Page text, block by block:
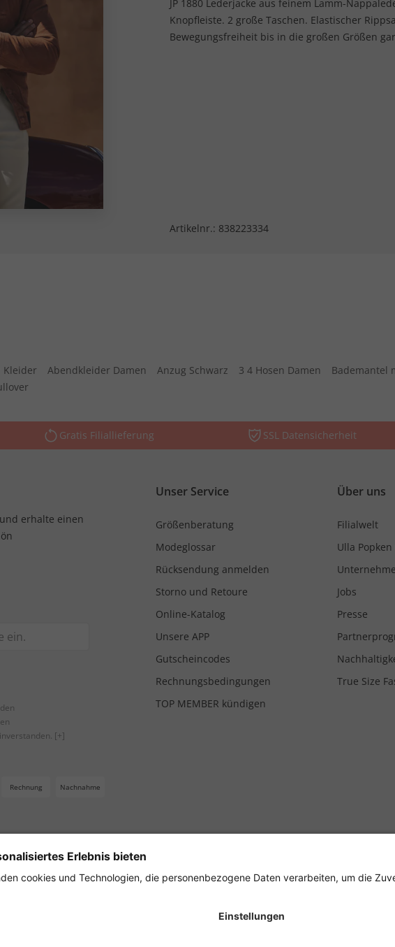
JP 1880 Lederjacke aus feinem Lamm-
Knopfleiste. 2 große Taschen. Elastischer
Bewegungsfreiheit bis in die großen Größen
Artikelnr.: 838223334
Kleider Abendkleider Damen Anzug Schwarz 3 4 Hosen Damen Bademantel
Gratis Filiallieferung SSL Datensicherheit
erhalte einen
[+]
Unser Service
Größenberatung
Modeglossar
Rücksendung anmelden
Storno und Retoure
Online-Katalog
Unsere APP
Gutscheincodes
Rechnungsbedingungen
TOP MEMBER kündigen
Über uns
Filialwelt
Ulla Popken
Jobs
Presse
True Size
Rechnung Nachnahme